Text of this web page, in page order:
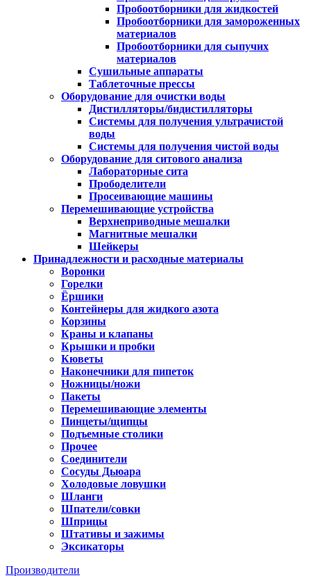
Пробоотборники для жидкостей
Пробоотборники для замороженных
материалов
Пробоотборники для сыпучих
материалов
Сушильные аппараты
Таблеточные прессы
Оборудование для очистки воды
Дистилляторы/бидистилляторы
Системы для получения ультрачистой
воды
Системы для получения чистой воды
Оборудование для ситового анализа
Лабораторные сита
Прободелители
Просеивающие машины
Перемешивающие устройства
Верхнеприводные мешалки
Магнитные мешалки
Шейкеры
Принадлежности и расходные материалы
Воронки
Горелки
Ёршики
Контейнеры для жидкого азота
Корзины
Краны и клапаны
Крышки и пробки
Кюветы
Наконечники для пипеток
Ножницы/ножи
Пакеты
Перемешивающие элементы
Пинцеты/щипцы
Подъемные столики
Прочее
Соединители
Сосуды Дьюара
Холодовые ловушки
Шланги
Шпатели/совки
Шприцы
Штативы и зажимы
Эксикаторы
Производители